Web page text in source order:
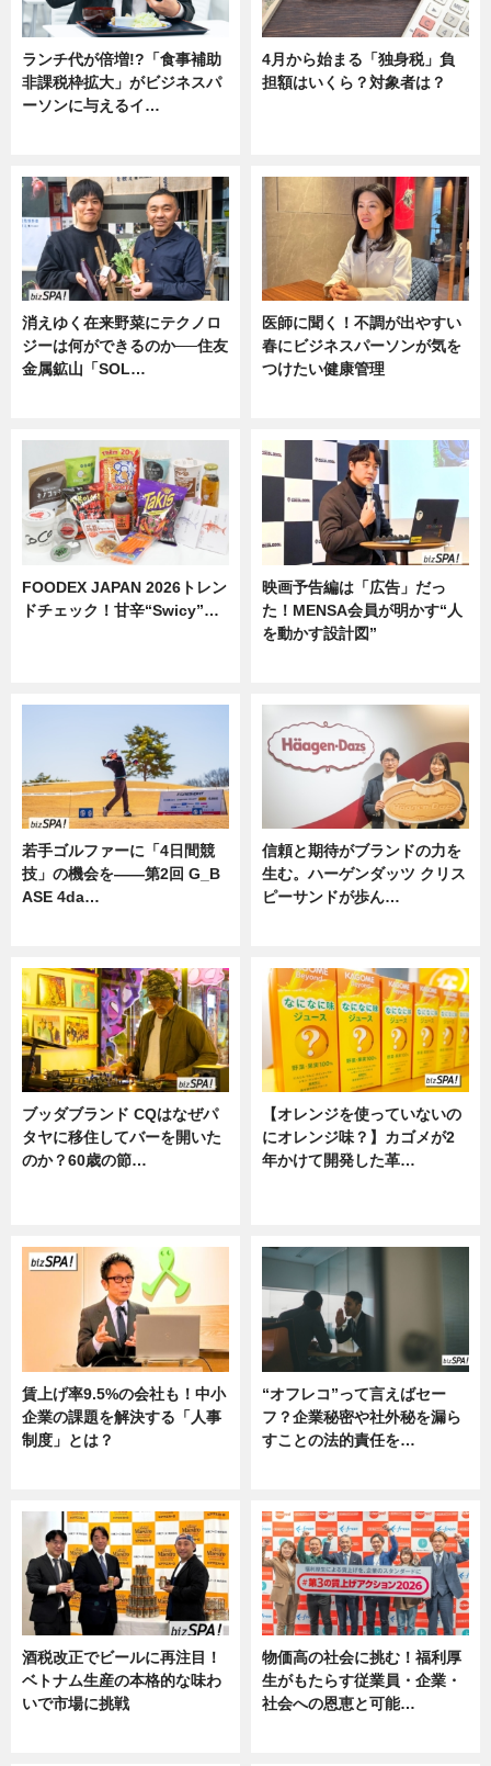
ランチ代が倍増!?「食事補助
非課税枠拡大」がビジネスパ
ーソンに与えるイ…
4月から始まる「独身税」負
担額はいくら？対象者は？
消えゆく在来野菜にテクノロ
ジーは何ができるのか──住友
金属鉱山「SOL…
医師に聞く！不調が出やすい
春にビジネスパーソンが気を
つけたい健康管理
FOODEX JAPAN 2026トレン
ドチェック！甘辛“Swicy”…
映画予告編は「広告」だっ
た！MENSA会員が明かす“人
を動かす設計図”
若手ゴルファーに「4日間競
技」の機会を——第2回 G_B
ASE 4da…
信頼と期待がブランドの力を
生む。ハーゲンダッツ クリス
ピーサンドが歩ん…
ブッダブランド CQはなぜパ
タヤに移住してバーを開いた
のか？60歳の節…
【オレンジを使っていないの
にオレンジ味？】カゴメが2
年かけて開発した革…
賃上げ率9.5%の会社も！中小
企業の課題を解決する「人事
制度」とは？
“オフレコ”って言えばセー
フ？企業秘密や社外秘を漏ら
すことの法的責任を…
酒税改正でビールに再注目！
ベトナム生産の本格的な味わ
いで市場に挑戦
物価高の社会に挑む！福利厚
生がもたらす従業員・企業・
社会への恩恵と可能…